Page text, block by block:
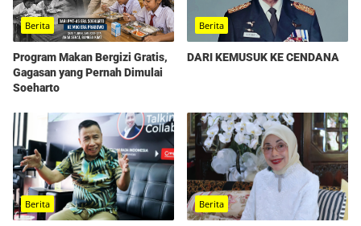
Berita
Program Makan Bergizi Gratis,
Gagasan yang Pernah Dimulai
Soeharto
Berita
DARI KEMUSUK KE CENDANA
Berita Berita